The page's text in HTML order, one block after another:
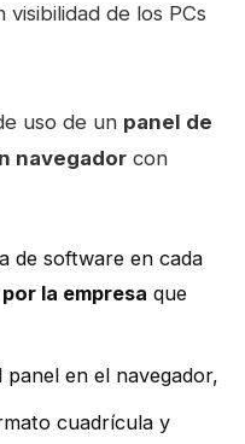
de los PCs
uso de un panel de
navegador con
de software en cada
la empresa que
en el navegador,
cuadrícula y